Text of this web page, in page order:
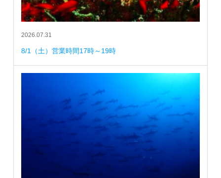
2026.07.31
8/1（土）営業時間17時～19時